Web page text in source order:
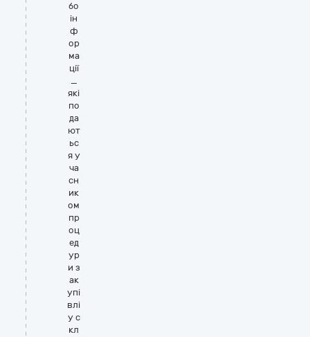
бо
ін
ф
ор
ма
ції
_
які
по
да
ют
ьс
я у
ча
сн
ик
ом
пр
оц
ед
ур
и з
ак
упі
влі
у с
кл